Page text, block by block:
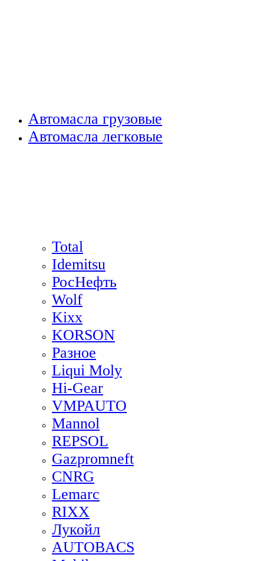
Автомасла грузовые
Автомасла легковые
Total
Idemitsu
РосНефть
Wolf
Kixx
KORSON
Разное
Liqui Moly
Hi-Gear
VMPAUTO
Mannol
REPSOL
Gazpromneft
CNRG
Lemarc
RIXX
Лукойл
AUTOBACS